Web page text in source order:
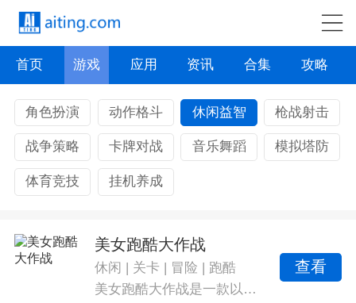
首页 游戏 应用 资讯 合集 攻略
角色扮演 动作格斗 休闲益智 枪战射击
战争策略 卡牌对战 音乐舞蹈 模拟塔防
体育竞技 挂机养成
美女跑酷大作战
休闲 | 关卡 | 冒险 | 跑酷
美女跑酷大作战是一款以冒险闯关为主题的休闲益智类游戏，游戏中设置了大量丰富的关卡，每一个关卡的挑战都充满了无限的刺激感，操控游戏当中的美女角色，快速的跑酷前进，在跑酷的过程中巧妙地躲避前方的各种障碍。提升跑步速度，完成游戏中设置的跑酷任务，获得非常丰富的游戏奖励。
查看